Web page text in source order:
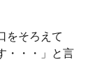
をそろえて
・・・」と言